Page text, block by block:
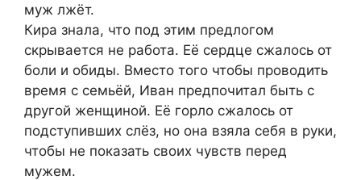
муж лжёт.
Кира знала, что под этим предлогом
скрывается не работа. Её сердце сжалось от
боли и обиды. Вместо того чтобы проводить
время с семьёй, Иван предпочитал быть с
другой женщиной. Её горло сжалось от
подступивших слёз, но она взяла себя в руки,
чтобы не показать своих чувств перед
мужем.